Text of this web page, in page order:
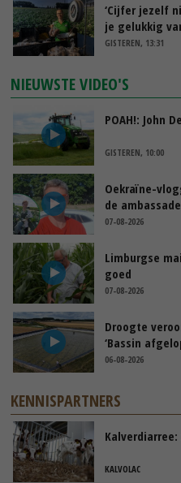
‘Cijfer jezelf
je gelukkig
GISTEREN, 13:31
NIEUWSTE VIDEO'S
POAH!: John
GISTEREN, 10:00
Oekraïne-
de
07-08-2026
Limburgse
goed
07-08-2026
Droogte
‘Bassin
06-08-2026
KENNISPARTNERS
KALVOLAC